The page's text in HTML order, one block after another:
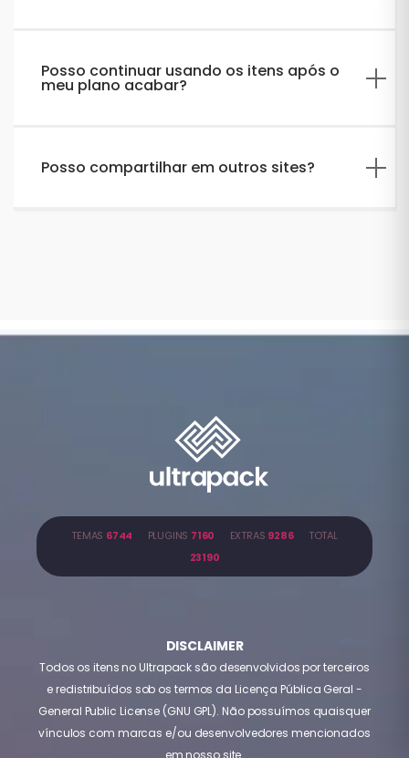
Posso continuar usando os itens após o
meu plano acabar?
Posso compartilhar em outros sites?
TEMAS 6744 PLUGINS 7160 EXTRAS 9286TOTAL
23190
DISCLAIMER
Todos os itens no Ultrapack são desenvolvidos por terceiros
e redistribuídos sob os termos da Licença Pública Geral -
General Public License (GNU GPL). Não possuímos quaisquer
vínculos com marcas e/ou desenvolvedores mencionados